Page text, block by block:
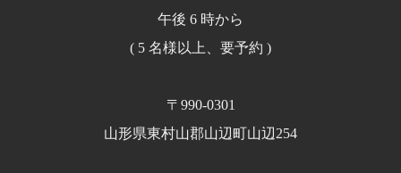
午後 6 時から
( 5 名様以上、要予約 )
〒990-0301
山形県東村山郡山辺町山辺254